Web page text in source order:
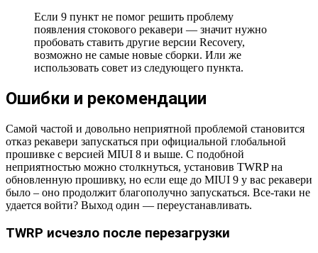
Если 9 пункт не помог решить проблему
появления стокового рекавери — значит нужно
пробовать ставить другие версии Recovery,
возможно не самые новые сборки. Или же
использовать совет из следующего пункта.
Ошибки и рекомендации
Самой частой и довольно неприятной проблемой становится
отказ рекавери запускаться при официальной глобальной
прошивке с версией MIUI 8 и выше. С подобной
неприятностью можно столкнуться, установив TWRP на
обновленную прошивку, но если еще до MIUI 9 у вас рекавери
было – оно продолжит благополучно запускаться. Все-таки не
удается войти? Выход один — переустанавливать.
TWRP исчезло после перезагрузки